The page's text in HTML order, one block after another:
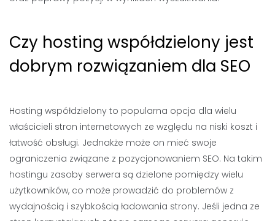
Czy hosting współdzielony jest
dobrym rozwiązaniem dla SEO
Hosting współdzielony to popularna opcja dla wielu
właścicieli stron internetowych ze względu na niski koszt i
łatwość obsługi. Jednakże może on mieć swoje
ograniczenia związane z pozycjonowaniem SEO. Na takim
hostingu zasoby serwera są dzielone pomiędzy wielu
użytkowników, co może prowadzić do problemów z
wydajnością i szybkością ładowania strony. Jeśli jedna ze